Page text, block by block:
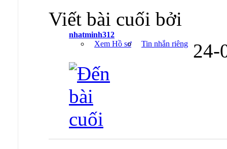
Viết bài cuối bởi
nhatminh312
Xem Hồ sơ
Tin nhắn riêng 24-